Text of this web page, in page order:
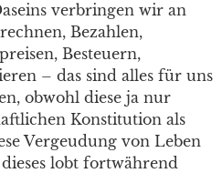
verbringen wir an
Bezahlen,
Besteuern,
– das sind alles für uns
obwohl diese ja nur
Konstitution als
Vergeudung von Leben
lobt fortwährend